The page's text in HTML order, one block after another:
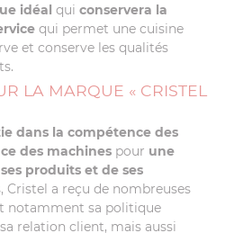
idéal qui conservera la
qui permet une cuisine
et conserve les qualités
LA MARQUE « CRISTEL
dans la compétence des
des machines pour une
produits et de ses
Cristel a reçu de nombreuses
notamment sa politique
relation client, mais aussi